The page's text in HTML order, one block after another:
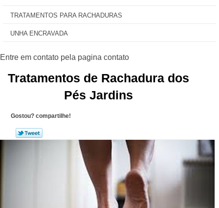
TRATAMENTOS PARA RACHADURAS
UNHA ENCRAVADA
Tratamentos de Rachadura dos
Pés Jardins
Gostou? compartilhe!